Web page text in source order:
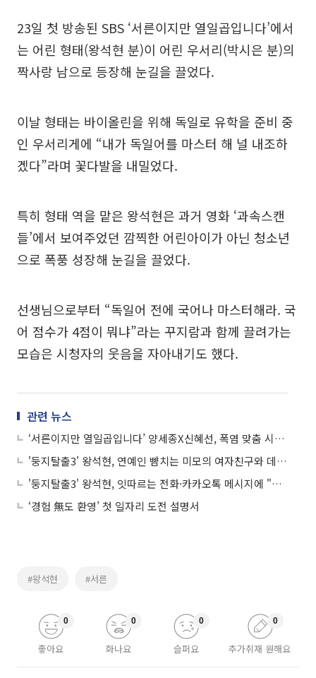
23일 첫 방송된 SBS ‘서른이지만 열일곱입니다’에서
는 어린 형태(왕석현 분)이 어린 우서리(박시은 분)의
짝사랑 남으로 등장해 눈길을 끌었다.
이날 형태는 바이올린을 위해 독일로 유학을 준비 중
인 우서리게에 “내가 독일어를 마스터 해 널 내조하
겠다”라며 꽃다발을 내밀었다.
특히 형태 역을 맡은 왕석현은 과거 영화 ‘과속스캔
들’에서 보여주었던 깜찍한 어린아이가 아닌 청소년
으로 폭풍 성장해 눈길을 끌었다.
선생님으로부터 “독일어 전에 국어나 마스터해라. 국
어 점수가 4점이 뭐냐”라는 꾸지람과 함께 끌려가는
모습은 시청자의 웃음을 자아내기도 했다.
관련 뉴스
‘서른이지만 열일곱입니다’ 양세종X신혜선, 폭염 맞춤 시청률 공약 “소방서에 음료 대접”
'둥지탈출3' 왕석현, 연예인 뺨치는 미모의 여자친구와 데이트 현장 공개
'둥지탈출3' 왕석현, 잇따르는 전화·카카오톡 메시지에 "이놈의 인기란~" 허세작렬!
‘경험 無도 환영’ 첫 일자리 도전 설명서
#왕석현 #서른
좋아요
0
화나요
0
슬퍼요
0
추가취재 원해요
0